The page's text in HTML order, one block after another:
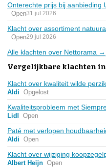
Onterechte prijs bij aanbieding
Open31 jul 2026
Klacht over assortiment
Open29 jul 2026
Alle klachten over Nettorama →
Vergelijkbare klachten
Klacht over kwaliteit wilde
Aldi Opgelost
Kwaliteitsprobleem met
Lidl Open
Paté met verlopen
Aldi Open
Klacht over wijziging
Albert Heijn Open